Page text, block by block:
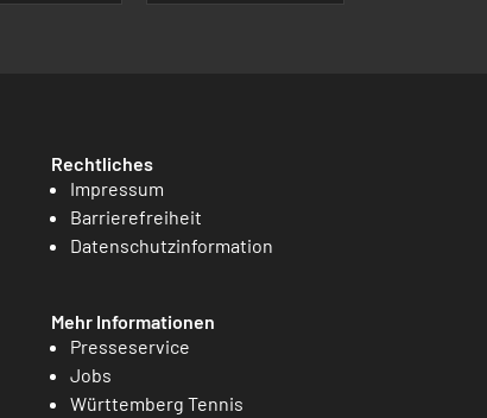
Rechtliches
Impressum
Barrierefreiheit
Datenschutzinformation
Mehr Informationen
Presseservice
Jobs
Württemberg Tennis